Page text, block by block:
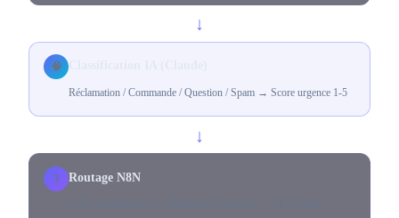
↓
🧠
Réclamation / Commande / Question / Spam → Score urgence 1-5
↓
3 Routage N8N